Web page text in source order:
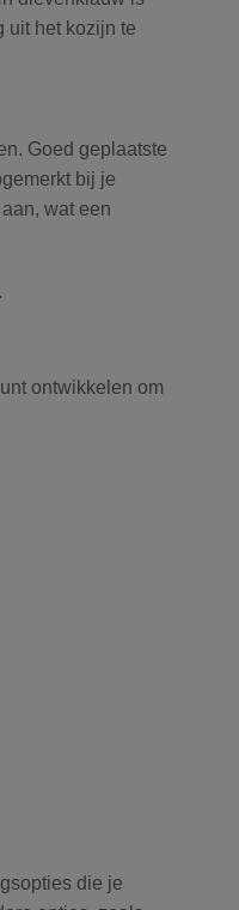
uit het kozijn te
Goed geplaatste
bij je
wat een
ontwikkelen om
die je